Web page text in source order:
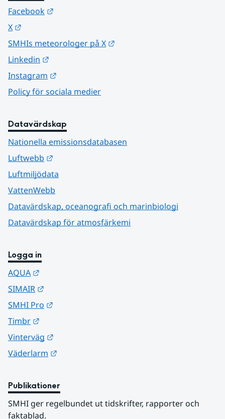
Facebook
X
SMHIs meteorologer på X
Linkedin
Instagram
Policy för sociala medier
Datavärdskap
Nationella emissionsdatabasen
Luftwebb
Luftmiljödata
VattenWebb
Datavärdskap, oceanografi och marinbiologi
Datavärdskap för atmosfärkemi
Logga in
AQUA
SIMAIR
SMHI Pro
Timbr
Vinterväg
Väderlarm
Publikationer
SMHI ger regelbundet ut tidskrifter, rapporter och
faktablad.